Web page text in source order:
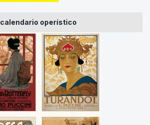
calendario operístico